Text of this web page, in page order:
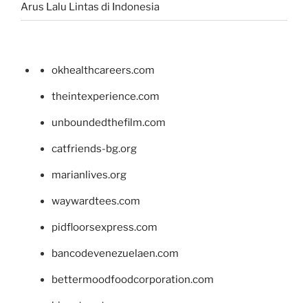
Arus Lalu Lintas di Indonesia
okhealthcareers.com
theintexperience.com
unboundedthefilm.com
catfriends-bg.org
marianlives.org
waywardtees.com
pidfloorsexpress.com
bancodevenezuelaen.com
bettermoodfoodcorporation.com